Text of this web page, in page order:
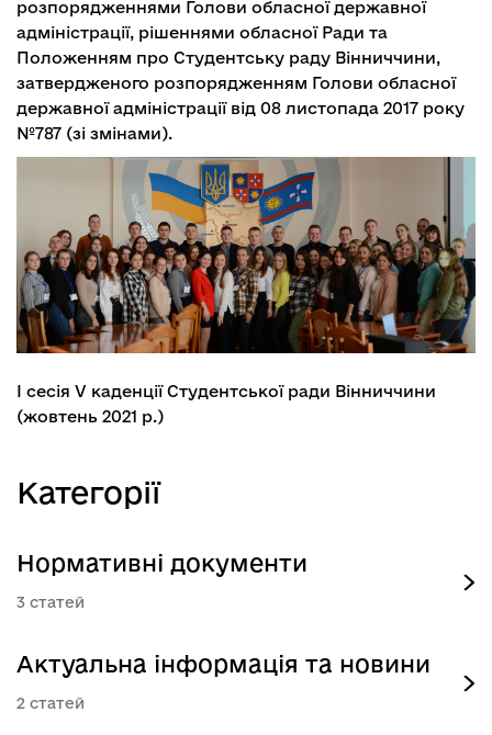
розпорядженнями Голови обласної державної
адміністрації, рішеннями обласної Ради та
Положенням про Студентську раду Вінниччини,
затвердженого розпорядженням Голови обласної
державної адміністрації від 08 листопада 2017 року
№787 (зі змінами).
І сесія V каденції Студентської ради Вінниччини
(жовтень 2021 р.)
Категорії
Нормативні документи
3
Актуальна інформація та новини
2